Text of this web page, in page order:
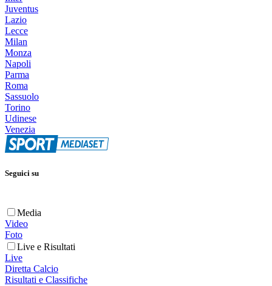
Juventus
Lazio
Lecce
Milan
Monza
Napoli
Parma
Roma
Sassuolo
Torino
Udinese
Venezia
Seguici su
Media
Video
Foto
Live e Risultati
Live
Diretta Calcio
Risultati e Classifiche